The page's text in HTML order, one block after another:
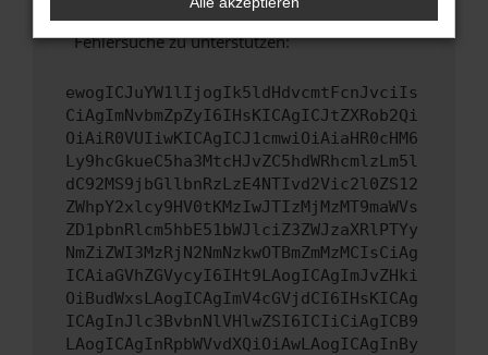
uns diesen Text schicken, um uns bei der
Fehlersuche zu unterstützen:
ewogICJuYW1lIjogIk5ldHdvcmtFcnJvciIs
CiAgImNvbmZpZyI6IHsKICAgICJtZXRob2Qi
OiAiR0VUIiwKICAgICJ1cmwiOiAiaHR0cHM6
Ly9hcGkueC5ha3MtcHJvZC5hdWRhcmlzLm5l
dC92MS9jbGllbnRzLzE4NTIvd2Vic2l0ZS12
ZWhpY2xlcy9HV0tKMzIwJTIzMjMzMT9maWVs
ZD1pbnRlcm5hbE51bWJlciZ3ZWJzaXRlPTYy
NmZiZWI3MzRjN2NmNzkwOTBmZmMzMCIsCiAg
ICAiaGVhZGVycyI6IHt9LAogICAgImJvZHki
OiBudWxsLAogICAgImV4cGVjdCI6IHsKICAg
ICAgInJlc3BvbnNlVHlwZSI6ICIiCiAgICB9
LAogICAgInRpbWVvdXQiOiAwLAogICAgInBy